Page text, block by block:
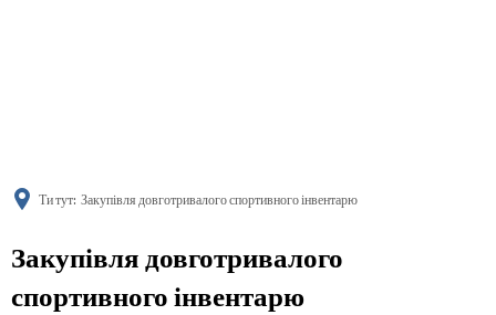
Ти тут: Закупівля довготривалого спортивного інвентарю
Закупівля довготривалого
спортивного інвентарю